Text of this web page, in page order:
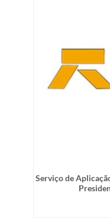
Serviço de